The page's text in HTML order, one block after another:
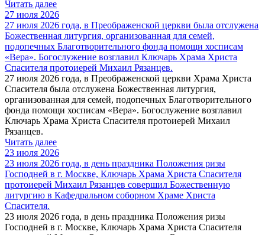
Читать далее
27 июля 2026
27 июля 2026 года, в Преображенской церкви была отслужена
Божественная литургия, организованная для семей,
подопечных Благотворительного фонда помощи хосписам
«Вера». Богослужение возглавил Ключарь Храма Христа
Спасителя протоиерей Михаил Рязанцев.
27 июля 2026 года, в Преображенской церкви Храма Христа
Спасителя была отслужена Божественная литургия,
организованная для семей, подопечных Благотворительного
фонда помощи хосписам «Вера». Богослужение возглавил
Ключарь Храма Христа Спасителя протоиерей Михаил
Рязанцев.
Читать далее
23 июля 2026
23 июля 2026 года, в день праздника Положения ризы
Господней в г. Москве, Ключарь Храма Христа Спасителя
протоиерей Михаил Рязанцев совершил Божественную
литургию в Кафедральном cоборном Храме Христа
Спасителя.
23 июля 2026 года, в день праздника Положения ризы
Господней в г. Москве, Ключарь Храма Христа Спасителя